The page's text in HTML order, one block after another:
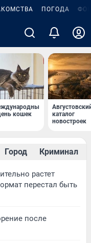
ПОГОДА
кошек
каталог
новостроек
Город Криминал
растет
перестал быть
после